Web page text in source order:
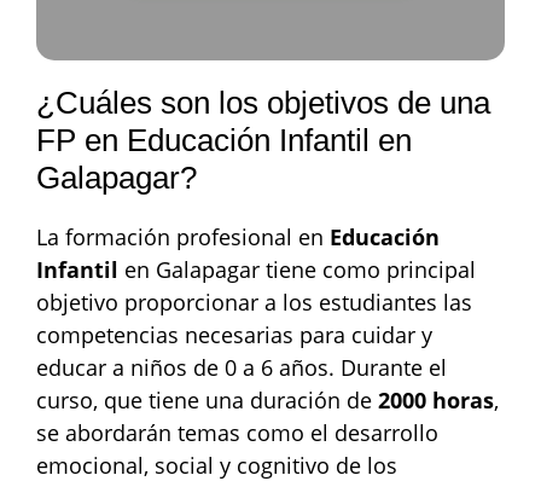
¿Cuáles son los objetivos de una
FP en Educación Infantil en
Galapagar?
La formación profesional en Educación
Infantil en Galapagar tiene como principal
objetivo proporcionar a los estudiantes las
competencias necesarias para cuidar y
educar a niños de 0 a 6 años. Durante el
curso, que tiene una duración de 2000 horas,
se abordarán temas como el desarrollo
emocional, social y cognitivo de los